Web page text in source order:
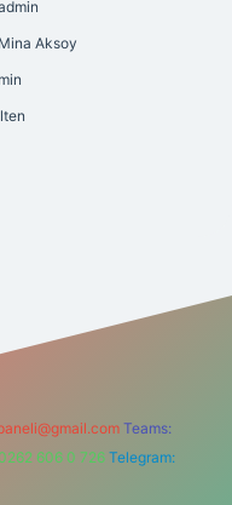
Mina Aksoy
Teams:
606 0 726 Telegram: